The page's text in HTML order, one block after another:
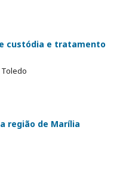
custódia e tratamento
região de Marília